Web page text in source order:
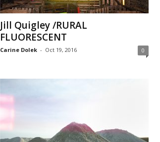
Jill Quigley /RURAL
FLUORESCENT
Carine Dolek - Oct 19, 2016 0